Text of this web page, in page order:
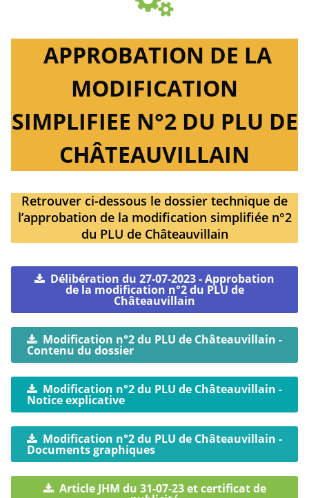
APPROBATION DE LA
MODIFICATION
SIMPLIFIEE N°2 DU PLU DE
CHÂTEAUVILLAIN
Retrouver ci-dessous le dossier technique de
l’approbation de la modification simplifiée n°2
du PLU de Châteauvillain
Délibération du 27-07-2023 - Approbation
de la modification n°2 du PLU de
Châteauvillain
Modification n°2 du PLU de Châteauvillain -
Contenu du dossier
Modification n°2 du PLU de Châteauvillain -
Notice explicative
Modification n°2 du PLU de Châteauvillain -
Documents graphiques
Article JHM du 31-07-23 et certificat de